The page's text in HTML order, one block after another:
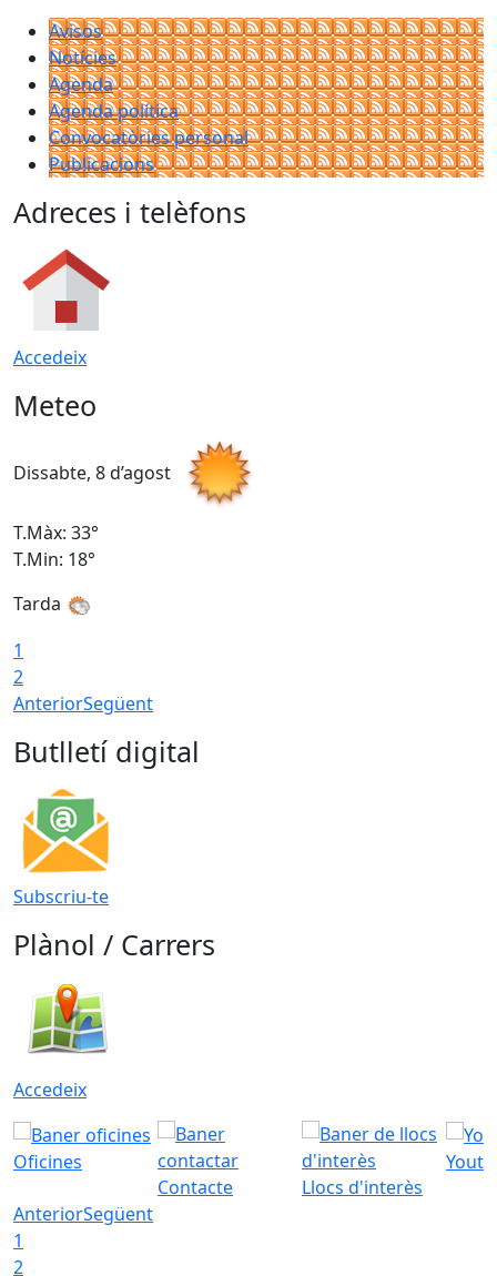
Avisos
Notícies
Agenda
Agenda política
Convocatòries personal
Publicacions
Adreces i telèfons
Accedeix
Meteo
Dissabte, 8 d’agost
T.Màx: 33°
T.Min: 18°
Tarda
1
2
AnteriorSegüent
Butlletí digital
Subscriu-te
Plànol / Carrers
Accedeix
Oficines
Contacte
Llocs d'interès
AnteriorSegüent
1
2